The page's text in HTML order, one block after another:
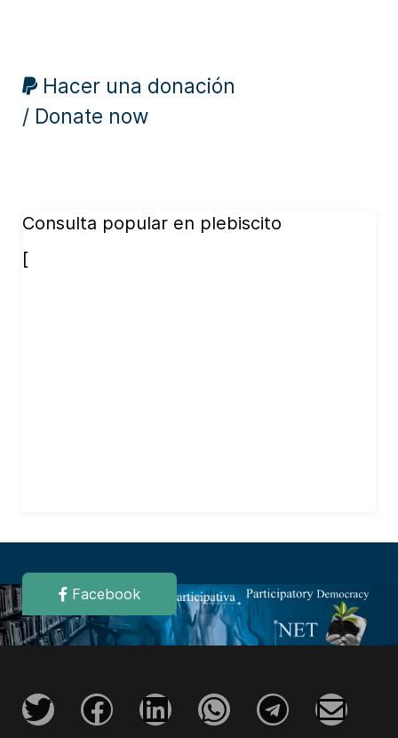
Hacer una donación
/ Donate now
Consulta popular en plebiscito
[
Facebook